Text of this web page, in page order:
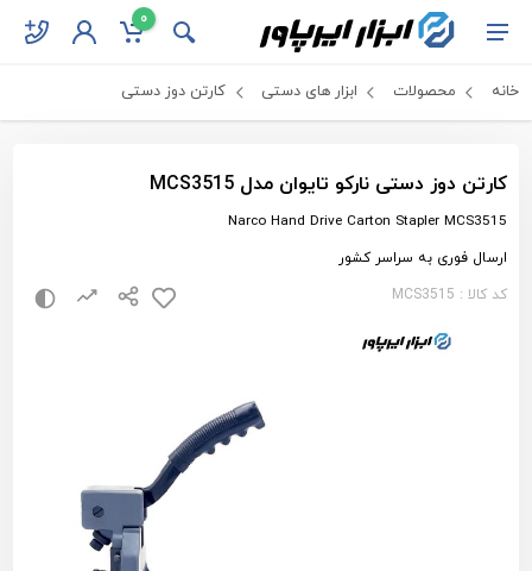
0
خانه محصولات ابزار های دستی کارتن دوز دستی
کارتن دوز دستی نارکو تایوان مدل MCS3515
Narco Hand Drive Carton Stapler MCS3515
ارسال فوری به سراسر کشور
کد کالا : MCS3515